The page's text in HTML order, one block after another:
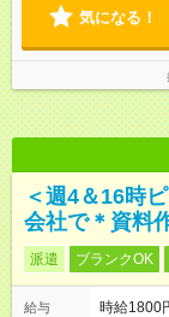
気になる！
＜週4＆16時
会社で＊資料
派遣 ブランクOK
給与
時給1800